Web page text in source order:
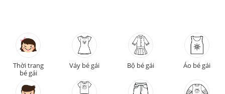
Thời trang
bé gái
Váy bé gái Bộ bé gái Áo bé gái